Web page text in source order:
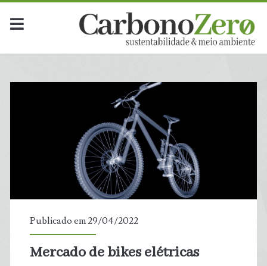
Publicado em 29/04/2022
Mercado de bikes elétricas